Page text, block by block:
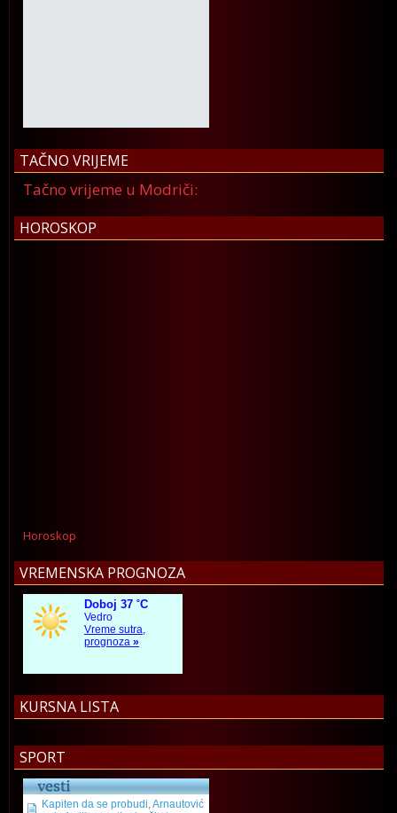
TAČNO VRIJEME
Tačno vrijeme u Modriči:
HOROSKOP
Horoskop
VREMENSKA PROGNOZA
KURSNA LISTA
SPORT